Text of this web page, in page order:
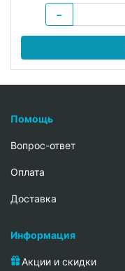
−
Помощь
Вопрос-ответ
Oплата
Доставка
Информация
Акции и скидки